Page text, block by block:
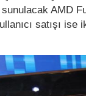
AMD
satışı